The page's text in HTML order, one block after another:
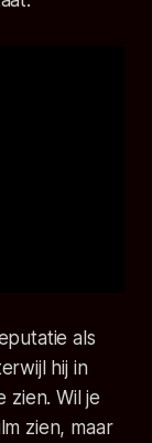
als
hij in
zien. Wil je
zien, maar